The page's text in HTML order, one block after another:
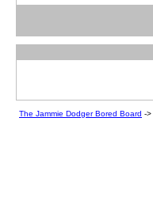
The Jammie Dodger Bored Board ->